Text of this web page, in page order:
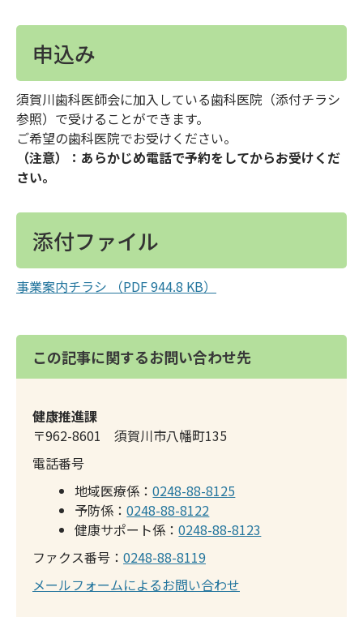
申込み
須賀川歯科医師会に加入している歯科医院（添付チラシ
参照）で受けることができます。
ご希望の歯科医院でお受けください。
（注意）：あらかじめ電話で予約をしてからお受けくだ
さい。
添付ファイル
事業案内チラシ （PDF 944.8 KB）
この記事に関するお問い合わせ先
健康推進課
〒962-8601 須賀川市八幡町135
電話番号
地域医療係：0248-88-8125
予防係：0248-88-8122
健康サポート係：0248-88-8123
ファクス番号： 0248-88-8119
メールフォームによるお問い合わせ